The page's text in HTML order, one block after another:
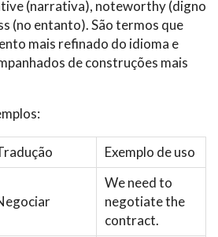
(narrativa), noteworthy (digno
(no entanto). São termos que
mais refinado do idioma e
de construções mais
Exemplo de uso
We need to
negotiate the
contract.